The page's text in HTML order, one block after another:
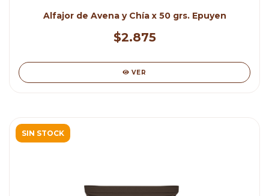
Alfajor de Avena y Chía x 50 grs. Epuyen
$2.875
VER
SIN STOCK